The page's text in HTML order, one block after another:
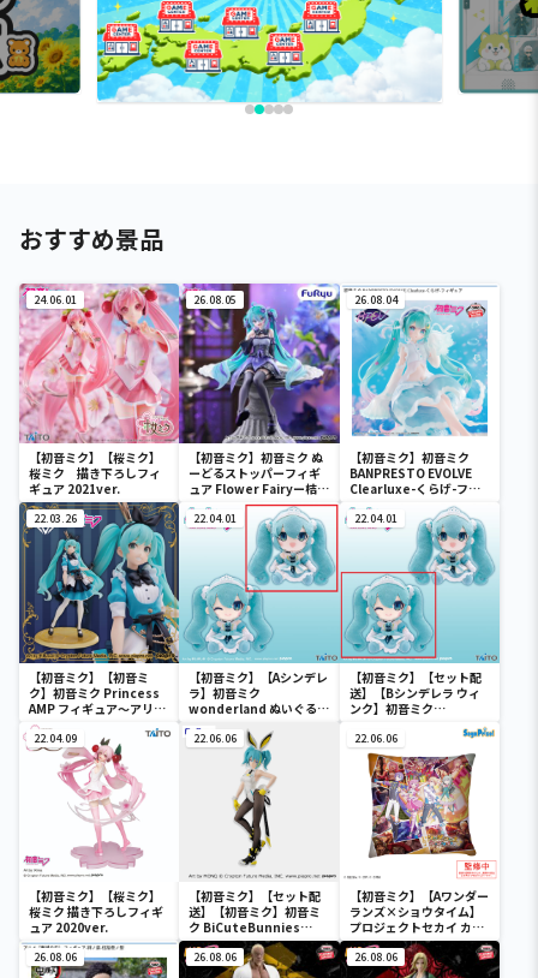
おすすめ景品
24.06.01
【初音ミク】【桜ミク】
桜ミク 描き下ろしフィ
ギュア 2021ver.
26.08.05
【初音ミク】初音ミク ぬ
ーどるストッパーフィギ
ュア Flower Fairyー桔梗
ー
26.08.04
【初音ミク】初音ミク
BANPRESTO EVOLVE
Clearluxe-くらげ-フィ
ギュア
22.03.26
【初音ミク】【初音ミ
ク】初音ミク Princess
AMP フィギュア～アリス
ver.～
22.04.01
【初音ミク】【Aシンデレ
ラ】初音ミク
wonderland ぬいぐるみ
22.04.01
【初音ミク】【セット配
送】【Bシンデレラ ウィ
ンク】初音ミク
wonderland ぬいぐるみ
vol.4
22.04.09
【初音ミク】【桜ミク】
桜ミク 描き下ろしフィギ
ュア 2020ver.
22.06.06
【初音ミク】【セット配
送】【初音ミク】初音ミ
ク BiCuteBunnies
Figure－ストリートver.
－
22.06.06
【初音ミク】【Aワンダー
ランズ×ショウタイム】
プロジェクトセカイ カラ
フルステージ！ feat. 初
音ミク クッションVol.2
26.08.06 26.08.06 26.08.06